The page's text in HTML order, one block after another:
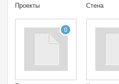
Проекты Стена
0